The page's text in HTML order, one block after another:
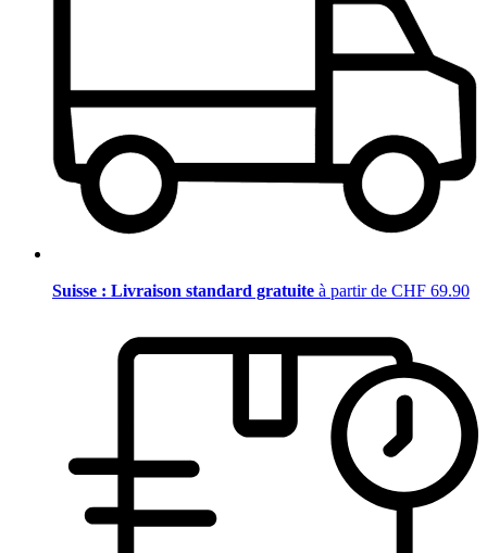
Suisse : Livraison standard gratuite à partir de CHF 69.90